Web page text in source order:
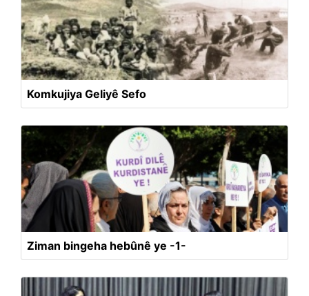
Komkujiya Geliyê Sefo
Ziman bingeha hebûnê ye -1-